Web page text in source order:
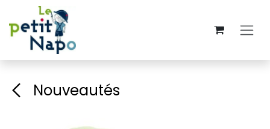
Se rendre au contenu
Nouveautés